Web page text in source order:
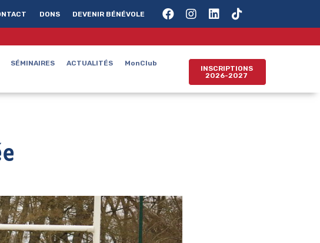
DONS DEVENIR BÉNÉVOLE
SÉMINAIRES ACTUALITÉS MonClub
INSCRIPTIONS
2026-2027